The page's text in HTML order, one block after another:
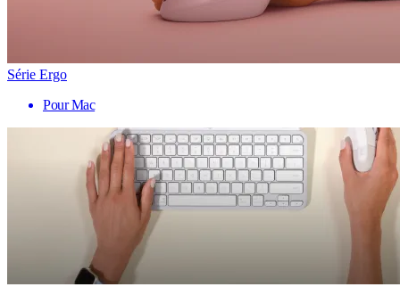
Série Ergo
Pour Mac